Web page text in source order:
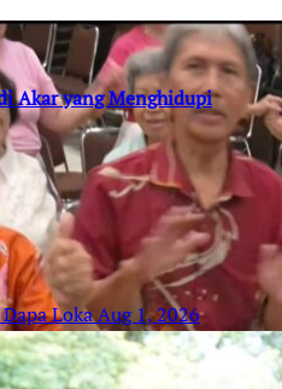
Akar yang Menghidupi
LokaAug 1, 2026